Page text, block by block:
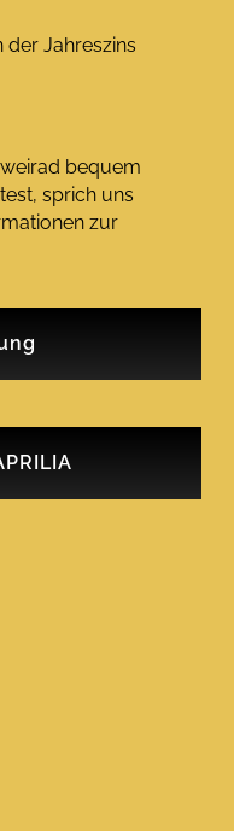
der Jahreszins
bequem
sprich uns
zur